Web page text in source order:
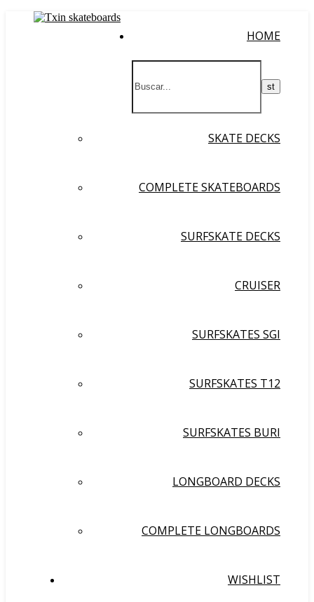
HOME
SKATE DECKS
COMPLETE SKATEBOARDS
SURFSKATE DECKS
CRUISER
SURFSKATES SGI
SURFSKATES T12
SURFSKATES BURI
LONGBOARD DECKS
COMPLETE LONGBOARDS
WISHLIST